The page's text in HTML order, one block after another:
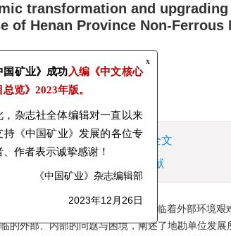
transformation and
of Henan Province Non-
Zhengzhou 450007, China
HTML全文
施引文献
步入新的行业低谷期，地勘单位面临着外部环境
的外部、内部的问题与困境，阐述了地勘单位发
中国矿业》成功
目总览》2023年版。
此，杂志社全体编辑对一直以来
和支持《中国矿业》发展的各位专
读者、作者表示诚挚感谢！
《中国矿业》杂志编辑部
2023年12月26日